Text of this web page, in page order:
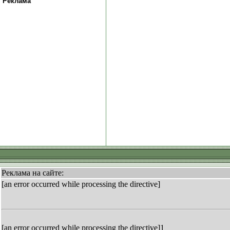
Реклама на сайте:
[an error occurred while processing the directive]
[an error occurred while processing the directive]1